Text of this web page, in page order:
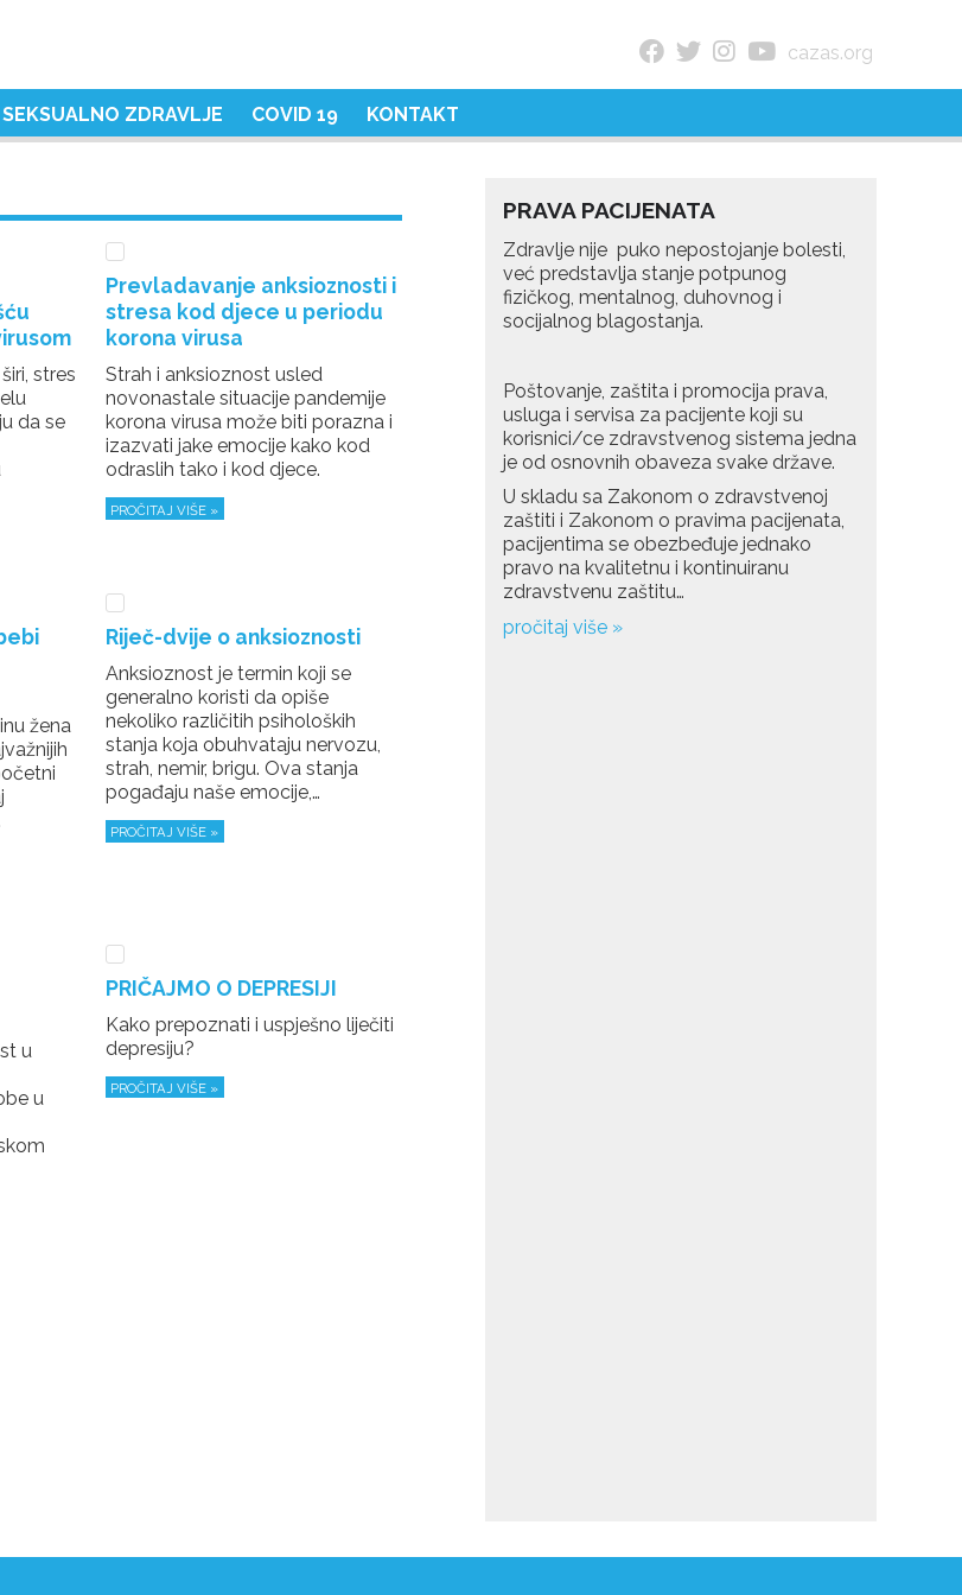
cazas.org
SEKSUALNO ZDRAVLJE COVID 19 KONTAKT
stres
da se
Prevladavanje anksioznosti i
stresa kod djece u periodu
korona virusa
Strah i anksioznost usled
novonastale situacije pandemije
korona virusa može biti porazna i
izazvati jake emocije kako kod
odraslih tako i kod djece.
PROČITAJ VIŠE »
žena
Riječ-dvije o anksioznosti
Anksioznost je termin koji se
generalno koristi da opiše
nekoliko različitih psiholoških
stanja koja obuhvataju nervozu,
strah, nemir, brigu. Ova stanja
pogađaju naše emocije,…
PROČITAJ VIŠE »
u
u
PRIČAJMO O DEPRESIJI
Kako prepoznati i uspješno liječiti
depresiju?
PROČITAJ VIŠE »
PRAVA PACIJENATA
Zdravlje nije puko nepostojanje bolesti,
već predstavlja stanje potpunog
fizičkog, mentalnog, duhovnog i
socijalnog blagostanja.
Poštovanje, zaštita i promocija prava,
usluga i servisa za pacijente koji su
korisnici/ce zdravstvenog sistema jedna
je od osnovnih obaveza svake države.
U skladu sa Zakonom o zdravstvenoj
zaštiti i Zakonom o pravima pacijenata,
pacijentima se obezbeđuje jednako
pravo na kvalitetnu i kontinuiranu
zdravstvenu zaštitu…
pročitaj više »